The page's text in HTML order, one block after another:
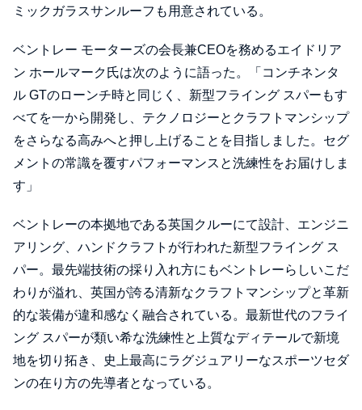
ミックガラスサンルーフも用意されている。
ベントレー モーターズの会長兼CEOを務めるエイドリア
ン ホールマーク氏は次のように語った。「コンチネンタ
ル GTのローンチ時と同じく、新型フライング スパーもす
べてを一から開発し、テクノロジーとクラフトマンシップ
をさらなる高みへと押し上げることを目指しました。セグ
メントの常識を覆すパフォーマンスと洗練性をお届けしま
す」
ベントレーの本拠地である英国クルーにて設計、エンジニ
アリング、ハンドクラフトが行われた新型フライング ス
パー。最先端技術の採り入れ方にもベントレーらしいこだ
わりが溢れ、英国が誇る清新なクラフトマンシップと革新
的な装備が違和感なく融合されている。最新世代のフライ
ング スパーが類い希な洗練性と上質なディテールで新境
地を切り拓き、史上最高にラグジュアリーなスポーツセダ
ンの在り方の先導者となっている。